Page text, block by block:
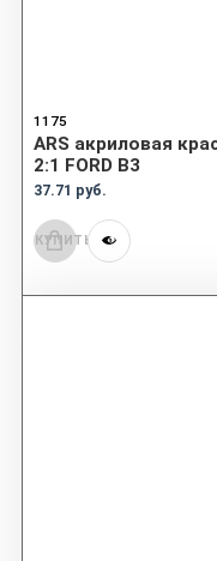
1175
ARS акриловая
2:1 FORD B3
37.71 руб.
КУПИТЬ